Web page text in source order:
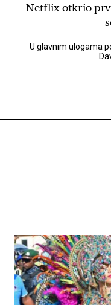
Netflix otkrio
U glavnim ulogama